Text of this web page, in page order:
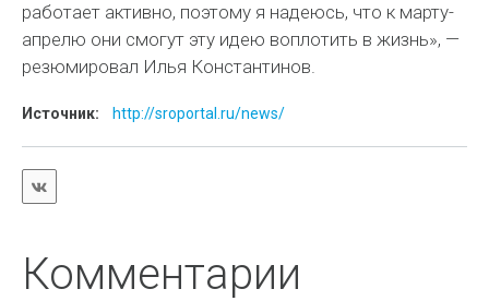
работает активно, поэтому я надеюсь, что к марту-
апрелю они смогут эту идею воплотить в жизнь», —
резюмировал Илья Константинов.
Источник: http://sroportal.ru/news/
Комментарии